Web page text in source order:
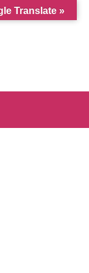
Translate »